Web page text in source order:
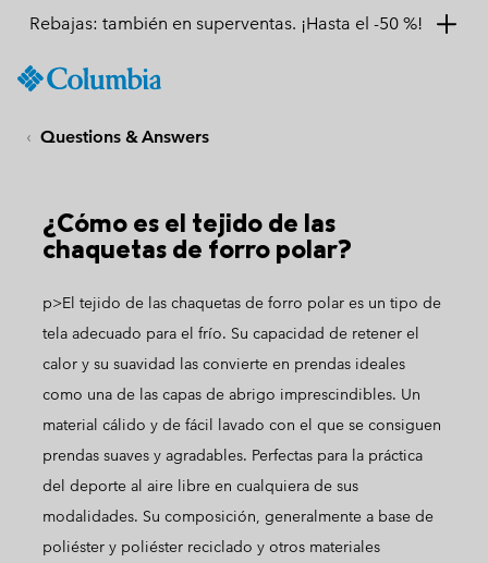
TO
SKIP
SKIP
TO
Rebajas: también en superventas. ¡Hasta el -50 %!
Questions & Answers
¿Cómo es el tejido de las
chaquetas de forro polar?
p>El tejido de las chaquetas de forro polar es un tipo de
tela adecuado para el frío. Su capacidad de retener el
calor y su suavidad las convierte en prendas ideales
como una de las capas de abrigo imprescindibles. Un
material cálido y de fácil lavado con el que se consiguen
prendas suaves y agradables. Perfectas para la práctica
del deporte al aire libre en cualquiera de sus
modalidades. Su composición, generalmente a base de
poliéster y poliéster reciclado y otros materiales